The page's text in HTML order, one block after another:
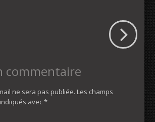
commentaire
ne sera pas publiée. Les champs
avec*